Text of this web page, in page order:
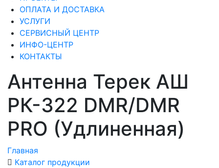
ОПЛАТА И ДОСТАВКА
УСЛУГИ
СЕРВИСНЫЙ ЦЕНТР
ИНФО-ЦЕНТР
КОНТАКТЫ
Антенна Терек АШ
РК-322 DMR/DMR
PRO (Удлиненная)
Главная
Каталог продукции